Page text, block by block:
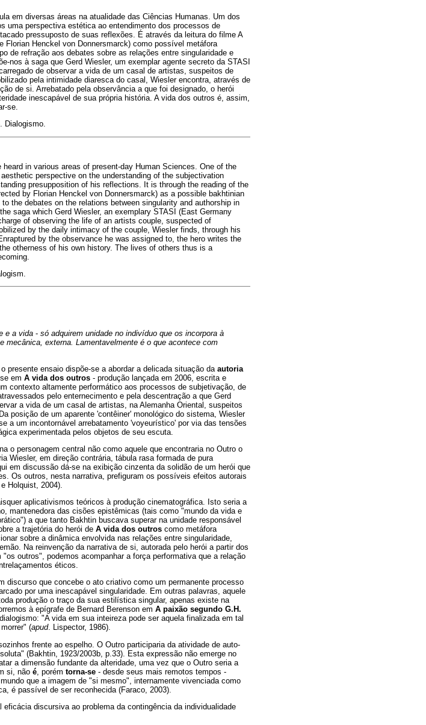
em diversas áreas na atualidade das Ciências Humanas. Um dos
uma perspectiva estética ao entendimento dos processos de
pressuposto de suas reflexões. É através da leitura do filme A
Henckel von Donnersmarck) como possível metáfora
de refração aos debates sobre as relações entre singularidade e
nos à saga que Gerd Wiesler, um exemplar agente secreto da STASI
de observar a vida de um casal de artistas, suspeitos de
pela intimidade diaresca do casal, Wiesler encontra, através de
de si. Arrebatado pela observância a que foi designado, o herói
inescapável de sua própria história. A vida dos outros é, assim,
se.
Dialogismo.
in various areas of present-day Human Sciences. One of the
perspective on the understanding of the subjectivation
presupposition of his reflections. It is through the reading of the
by Florian Henckel von Donnersmarck) as a possible bakhtinian
the debates on the relations between singularity and authorship in
saga which Gerd Wiesler, an exemplary STASI (East Germany
of observing the life of an artists couple, suspected of
by the daily intimacy of the couple, Wiesler finds, through his
by the observance he was assigned to, the hero writes the
otherness of his own history. The lives of others thus is a
e a vida - só adquirem unidade no indivíduo que os incorpora à
mecânica, externa. Lamentavelmente é o que acontece com
presente ensaio dispõe-se a abordar a delicada situação da autoria
em A vida dos outros - produção lançada em 2006, escrita e
contexto altamente performático aos processos de subjetivação, de
pelo enternecimento e pela descentração a que Gerd
a vida de um casal de artistas, na Alemanha Oriental, suspeitos
posição de um aparente 'contêiner' monológico do sistema, Wiesler
a um incontornável arrebatamento 'voyeurístico' por via das tensões
experimentada pelos objetos de seu escuta.
o personagem central não como aquele que encontraria no Outro o
Wiesler, em direção contrária, tábula rasa formada de pura
em discussão dá-se na exibição cinzenta da solidão de um herói que
Os outros, nesta narrativa, prefiguram os possíveis efeitos autorais
Holquist, 2004).
aplicativismos teóricos à produção cinematográfica. Isto seria a
mantenedora das cisões epistêmicas (tais como "mundo da vida e
a que tanto Bakhtin buscava superar na unidade responsável
a trajetória do herói de A vida dos outros como metáfora
sobre a dinâmica envolvida nas relações entre singularidade,
Na reinvenção da narrativa de si, autorada pelo herói a partir dos
outros", podemos acompanhar a força performativa que a relação
éticos.
discurso que concebe o ato criativo como um permanente processo
por uma inescapável singularidade. Em outras palavras, aquele
produção o traço da sua estilística singular, apenas existe na
à epígrafe de Bernard Berenson em A paixão segundo G.H.
"A vida em sua inteireza pode ser aquela finalizada em tal
(apud. Lispector, 1986).
frente ao espelho. O Outro participaria da atividade de auto-
(Bakhtin, 1923/2003b, p.33). Esta expressão não emerge no
a dimensão fundante da alteridade, uma vez que o Outro seria a
si, não é , porém torna-se - desde seus mais remotos tempos -
que a imagem de "si mesmo", internamente vivenciada como
é passível de ser reconhecida (Faraco, 2003).
discursiva ao problema da contingência da individualidade